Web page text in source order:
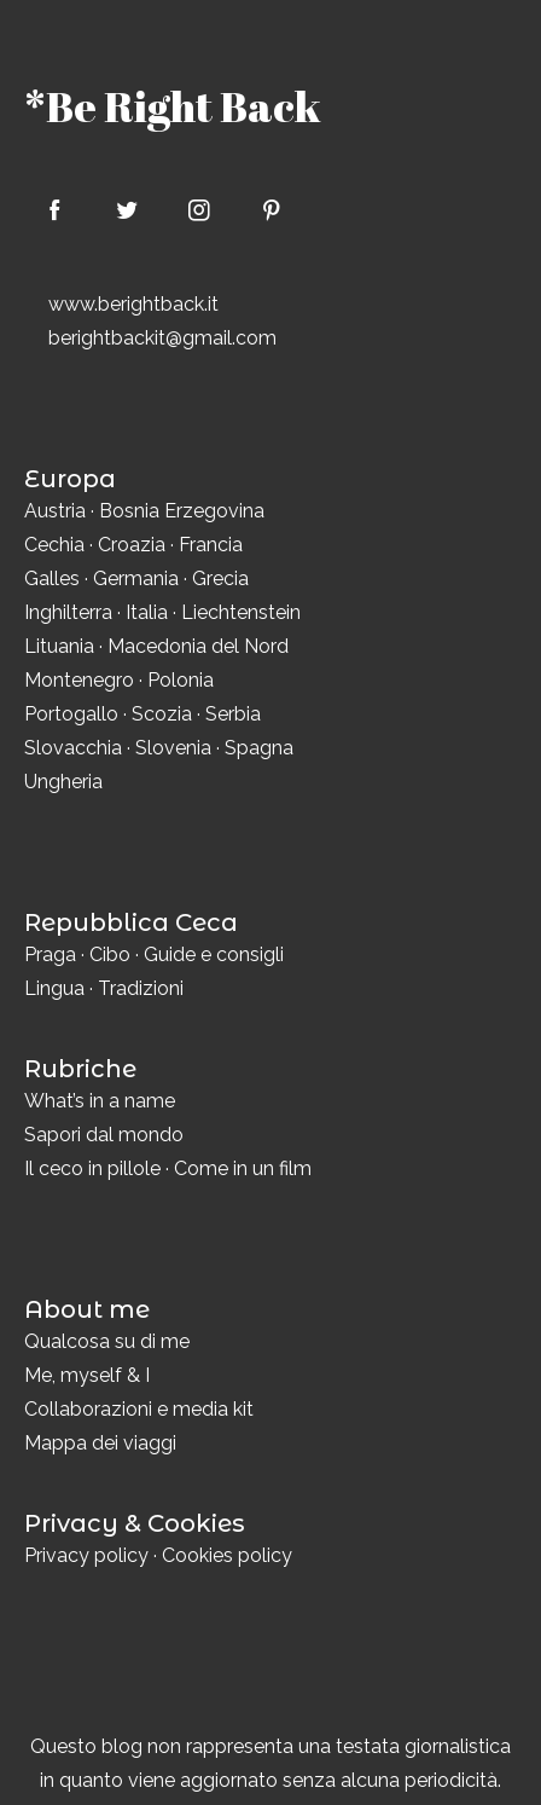
*Be Right Back
www.berightback.it
berightbackit@gmail.com
Europa
Austria · Bosnia Erzegovina
Cechia · Croazia · Francia
Galles · Germania · Grecia
Inghilterra · Italia · Liechtenstein
Lituania · Macedonia del Nord
Montenegro · Polonia
Portogallo · Scozia · Serbia
Slovacchia · Slovenia · Spagna
Ungheria
Repubblica Ceca
Praga · Cibo · Guide e consigli
Lingua · Tradizioni
Rubriche
What’s in a name
Sapori dal mondo
Il ceco in pillole · Come in un film
About me
Qualcosa su di me
Me, myself & I
Collaborazioni e media kit
Mappa dei viaggi
Privacy & Cookies
Privacy policy · Cookies policy
Questo blog non rappresenta una testata giornalistica
in quanto viene aggiornato senza alcuna periodicità.